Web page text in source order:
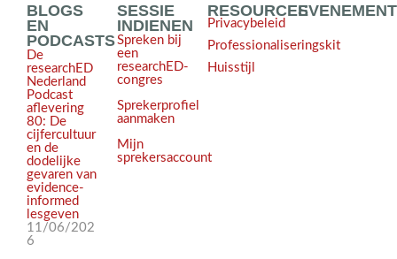
BLOGS
EN
PODCASTS
De
researchED
Nederland
Podcast
aflevering
80: De
cijfercultuur
en de
dodelijke
gevaren van
evidence-
informed
lesgeven
11/06/202
6
SESSIE
INDIENEN
Spreken bij
een
researchED-
congres
Sprekerprofiel
aanmaken
Mijn
sprekersaccount
RESOURCES
Privacybeleid
Professionaliseringskit
Huisstijl